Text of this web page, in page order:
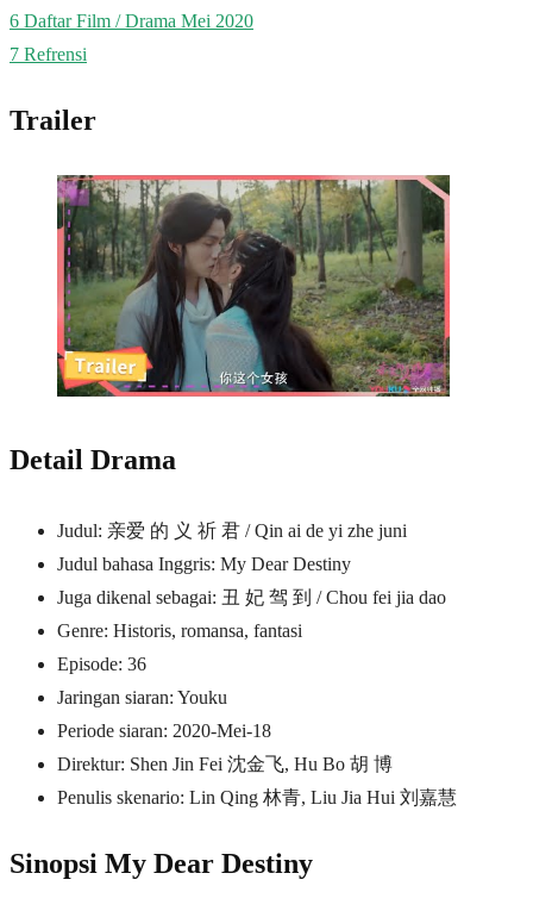
6 Daftar Film / Drama Mei 2020
7 Refrensi
Trailer
Detail Drama
Judul: 亲爱 的 义 祈 君 / Qin ai de yi zhe juni
Judul bahasa Inggris: My Dear Destiny
Juga dikenal sebagai: 丑 妃 驾 到 / Chou fei jia dao
Genre: Historis, romansa, fantasi
Episode: 36
Jaringan siaran: Youku
Periode siaran: 2020-Mei-18
Direktur: Shen Jin Fei 沈金飞, Hu Bo 胡 博
Penulis skenario: Lin Qing 林青, Liu Jia Hui 刘嘉慧
Sinopsi My Dear Destiny